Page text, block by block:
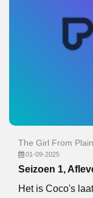
The Girl From
01-09-2025
Seizoen 1,
Het is Coco's